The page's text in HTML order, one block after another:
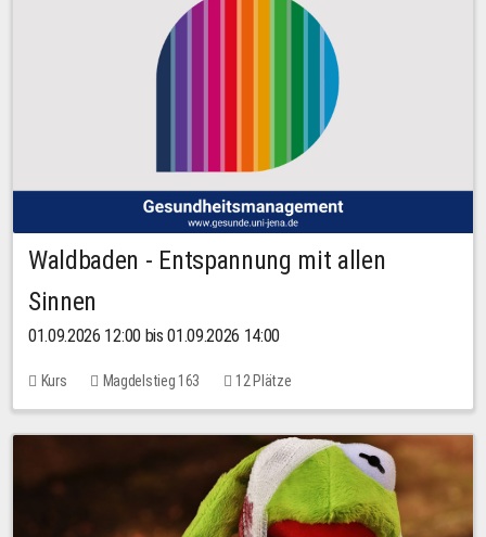
Waldbaden - Entspannung mit allen
Sinnen
01.09.2026 12:00 bis 01.09.2026 14:00
Kurs Magdelstieg 163 12 Plätze